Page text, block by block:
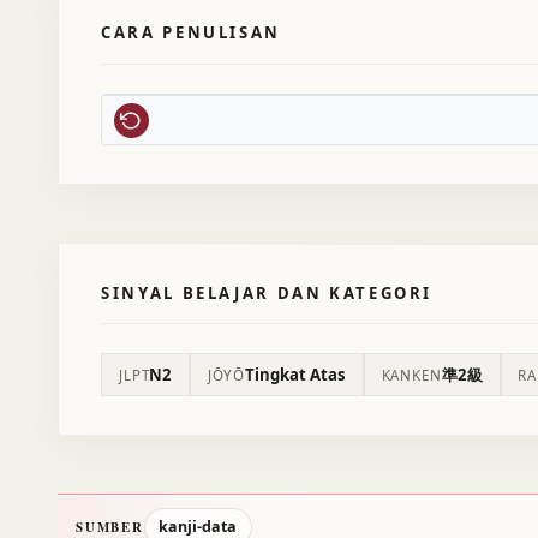
CARA PENULISAN
SINYAL BELAJAR DAN KATEGORI
JLPTN2 JŌYŌTingkat Atas KANKEN準2級
SUMBER kanji-data